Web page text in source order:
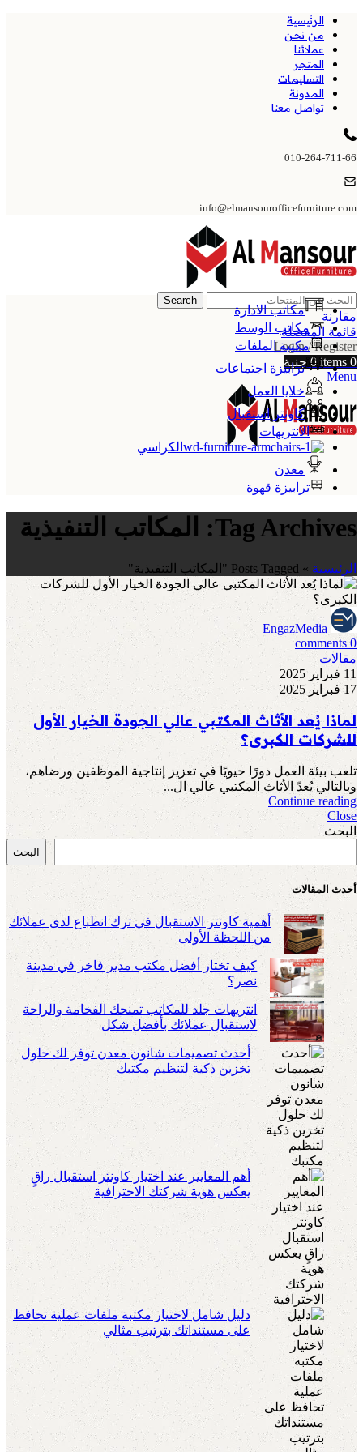
الرئيسية
من نحن
عملائنا
المتجر
التسليمات
المدونة
تواصل معنا
010-264-711-66
info@elmansourofficefurniture.com
Search
مقارنة
قائمة المفضلة
Login / Register
0
items
0 جنية
Menu
مكاتب الادارة
مكاتب الوسط
مكتبة الملفات
ترابيزة اجتماعات
خلايا العمل
كاونتر استقبال
الانتريهات
الكراسي
معدن
ترابيزة قهوة
Tag Archives: المكاتب التنفيذية
الرئيسية » Posts Tagged "المكاتب التنفيذية"
EngazMedia
0
comments
مقالات
11 فبراير 2025
17 فبراير 2025
لماذا يُعد الأثاث المكتبي عالي الجودة الخيار الأول
للشركات الكبرى؟
تلعب بيئة العمل دورًا حيويًا في تعزيز إنتاجية الموظفين ورضاهم،
وبالتالي يُعدّ الأثاث المكتبي عالي ال...
Continue reading
Close
البحث
البحث
أحدث المقالات
أهمية كاونتر الاستقبال في ترك انطباع لدى عملائك
من اللحظة الأولى
كيف تختار أفضل مكتب مدير فاخر في مدينة
نصر؟
انتريهات جلد للمكاتب تمنحك الفخامة والراحة
لاستقبال عملائك بأفضل شكل
أحدث تصميمات شانون معدن توفر لك حلول
تخزين ذكية لتنظيم مكتبك
أهم المعايير عند اختيار كاونتر استقبال راقٍ
يعكس هوية شركتك الاحترافية
دليل شامل لاختيار مكتبة ملفات عملية تحافظ
على مستنداتك بترتيب مثالي